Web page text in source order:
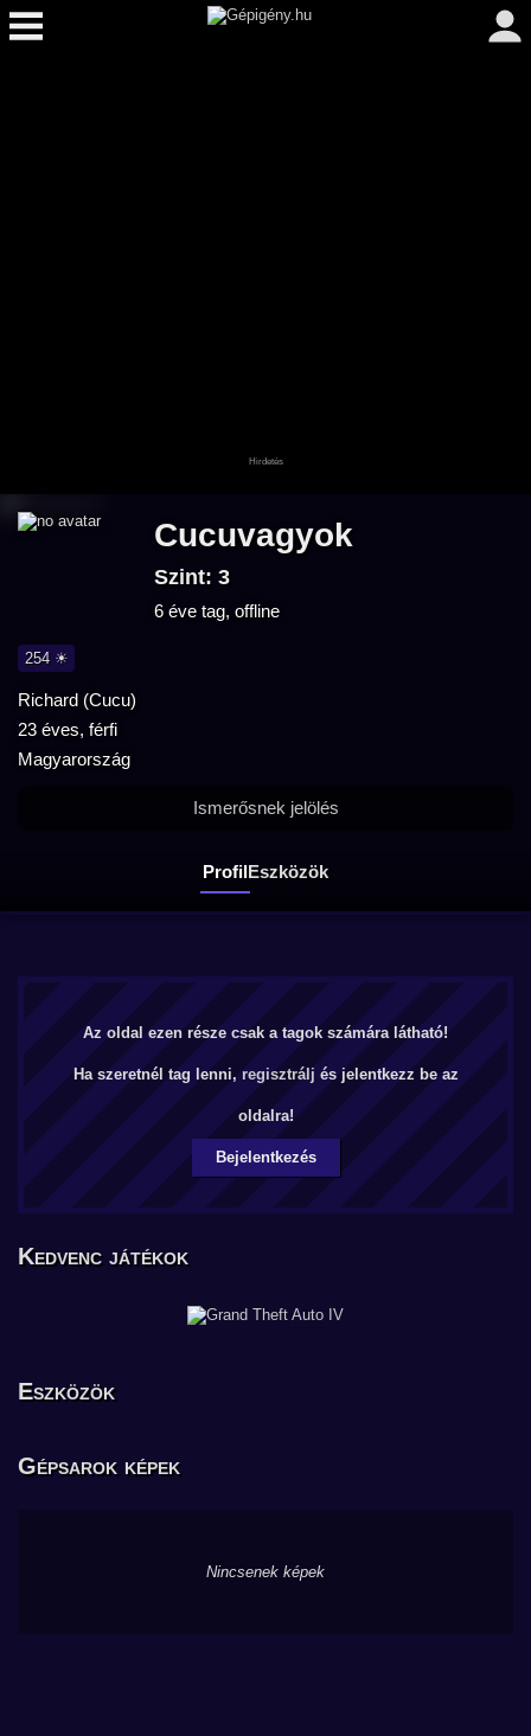
Cucuvagyok
Szint: 3
6 éve tag, offline
254 ☀
Richard (Cucu)
23 éves, férfi
Magyarország
ProfilEszközök
Ismerősnek jelölés
Az oldal ezen része csak a tagok számára látható!
Ha szeretnél tag lenni, regisztrálj és jelentkezz be az
oldalra!
Bejelentkezés
Kedvenc játékok
Eszközök
Gépsarok képek
Nincsenek képek